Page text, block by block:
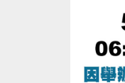
報名辦法：現場報
網路報名請點我(開啟